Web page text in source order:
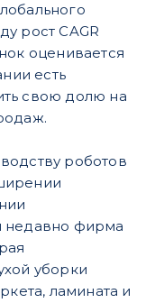
рост CAGR
оценивается
есть
свою долю на
роботов
недавно фирма
уборки
ламината и